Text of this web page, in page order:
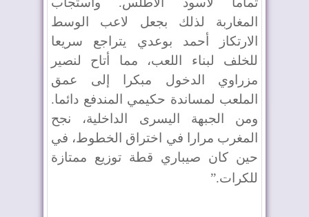
المغاربة لذلك بجعل لاعب الوسط
الارتكاز أحمد بوعدي يتراجع سريعا
للخلف لبناء اللعب، مما أتاح لنصير
مزراوي الدخول مبكرا إلى عمق
الملعب لمساندة حكيمي المندفع دائما.
ومن الجبهة اليسرى الداخلية، نجح
المغرب مرارا في اختراق الخطوط، في
حين كان صيباري قطة توزيع ممتازة
للكرات”.